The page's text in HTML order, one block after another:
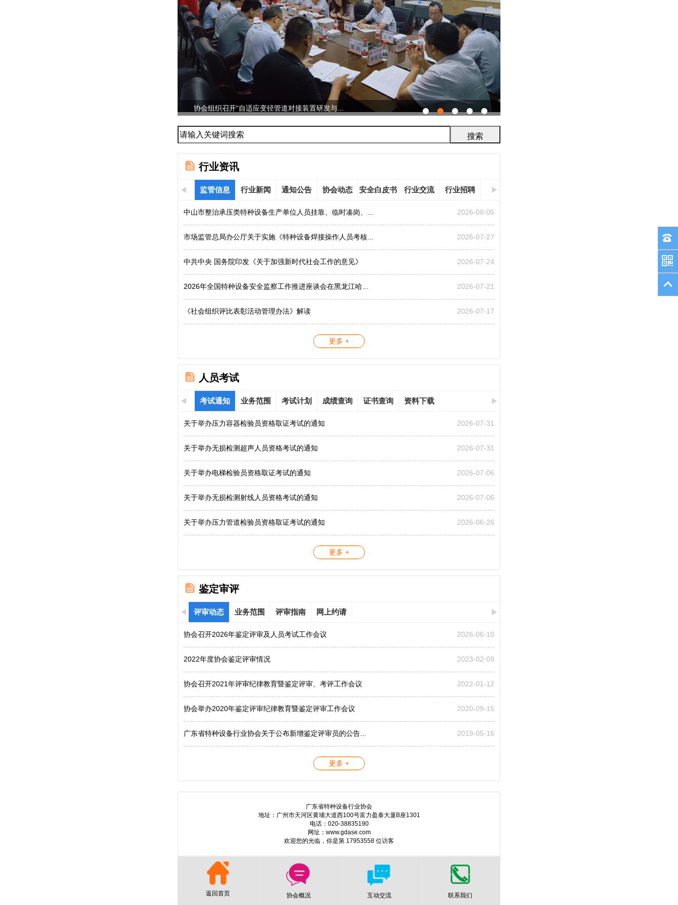
协会组织召开“自适应变径管道对接装置研发与...
行业资讯
监管信息 行业新闻 通知公告 协会动态 安全白皮书 行业交流 行业招聘
中山市整治承压类特种设备生产单位人员挂靠、临时凑岗、... 2026-08-05
市场监管总局办公厅关于实施《特种设备焊接操作人员考核... 2026-07-27
中共中央 国务院印发《关于加强新时代社会工作的意见》 2026-07-24
2026年全国特种设备安全监察工作推进座谈会在黑龙江哈... 2026-07-21
《社会组织评比表彰活动管理办法》解读 2026-07-17
更多 +
人员考试
考试通知 业务范围 考试计划 成绩查询 证书查询 资料下载
关于举办压力容器检验员资格取证考试的通知 2026-07-31
关于举办无损检测超声人员资格考试的通知 2026-07-31
关于举办电梯检验员资格取证考试的通知 2026-07-06
关于举办无损检测射线人员资格考试的通知 2026-07-06
关于举办压力管道检验员资格取证考试的通知 2026-06-26
更多 +
鉴定审评
评审动态 业务范围 评审指南 网上约请
协会召开2026年鉴定评审及人员考试工作会议 2026-06-10
2022年度协会鉴定评审情况 2023-02-09
协会召开2021年评审纪律教育暨鉴定评审、考评工作会议 2022-01-12
协会举办2020年鉴定评审纪律教育暨鉴定评审工作会议 2020-09-15
广东省特种设备行业协会关于公布新增鉴定评审员的公告... 2019-05-16
更多 +
广东省特种设备行业协会
地址：广州市天河区黄埔大道西100号富力盈泰大厦B座1301
电话：020-38835190
网址：www.gdase.com
欢迎您的光临，你是第 17953558 位访客
返回首页 协会概况 互动交流 联系我们